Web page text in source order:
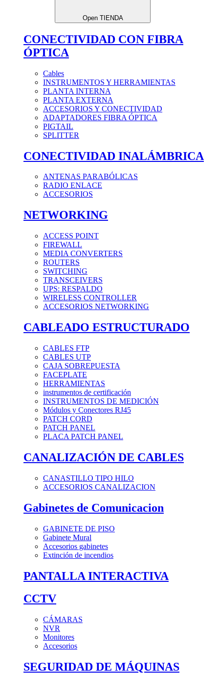
Open TIENDA
CONECTIVIDAD CON FIBRA
ÓPTICA
Cables
INSTRUMENTOS Y HERRAMIENTAS
PLANTA INTERNA
PLANTA EXTERNA
ACCESORIOS Y CONECTIVIDAD
ADAPTADORES FIBRA ÓPTICA
PIGTAIL
SPLITTER
CONECTIVIDAD INALÁMBRICA
ANTENAS PARABÓLICAS
RADIO ENLACE
ACCESORIOS
NETWORKING
ACCESS POINT
FIREWALL
MEDIA CONVERTERS
ROUTERS
SWITCHING
TRANSCEIVERS
UPS: RESPALDO
WIRELESS CONTROLLER
ACCESORIOS NETWORKING
CABLEADO ESTRUCTURADO
CABLES FTP
CABLES UTP
CAJA SOBREPUESTA
FACEPLATE
HERRAMIENTAS
instrumentos de certificación
INSTRUMENTOS DE MEDICIÓN
Módulos y Conectores RJ45
PATCH CORD
PATCH PANEL
PLACA PATCH PANEL
CANALIZACIÓN DE CABLES
CANASTILLO TIPO HILO
ACCESORIOS CANALIZACION
Gabinetes de Comunicacion
GABINETE DE PISO
Gabinete Mural
Accesorios gabinetes
Extinción de incendios
PANTALLA INTERACTIVA
CCTV
CÁMARAS
NVR
Monitores
Accesorios
SEGURIDAD DE MÁQUINAS